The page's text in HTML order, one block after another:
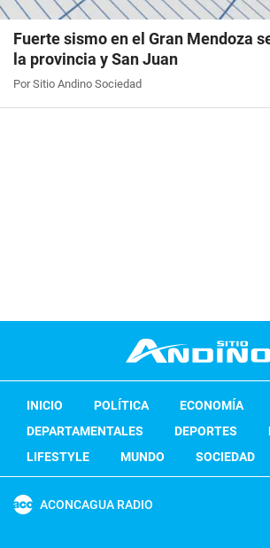
Fuerte sismo en el Gran Mendoza
la provincia y San Juan
Por Sitio Andino Sociedad
INICIO POLÍTICA ECONOMÍA
DEPARTAMENTALES
DEPORTES
LIFESTYLE
MUNDO SOCIEDAD
ACONCAGUA RADIO